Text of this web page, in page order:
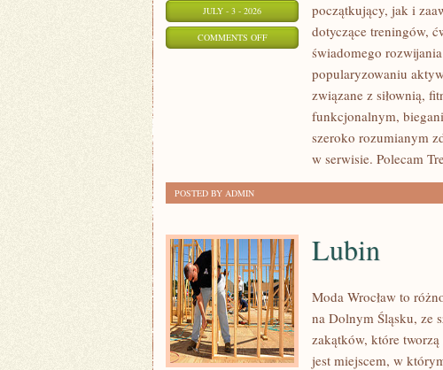
JULY - 3 - 2026
COMMENTS OFFON
początkujący, jak i
dotyczące treningów,
świadomego
popularyzowaniu
związane z siłownią,
funkcjonalnym,
szeroko rozumianym
w serwisie. Polecam
POSTED BY ADMIN
Lubin
Moda Wrocław to
na Dolnym Śląsku, ze
zakątków, które
jest miejscem, w